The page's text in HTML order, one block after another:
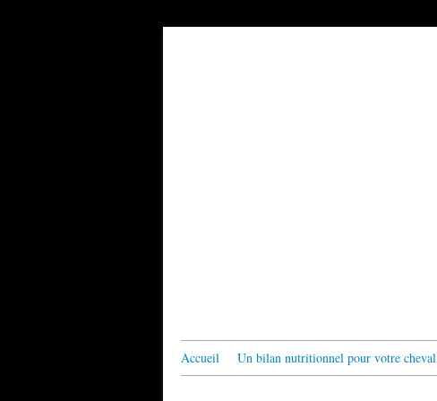
Accueil Un bilan nutritionnel pour votre cheval